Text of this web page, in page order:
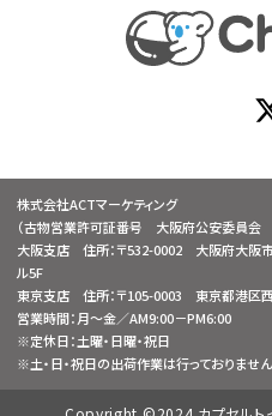
株式会社ACTマーケティング
（古物営業許可証番号 大阪府公安委員会
大阪支店 住所：〒532-0002 大阪府大阪市
ル5F
東京支店 住所：〒105-0003 東京都港区
営業時間：月～金／AM9:00－PM6:00
※定休日：土曜・日曜・祝日
※土・日・祝日の出荷作業は行っておりません